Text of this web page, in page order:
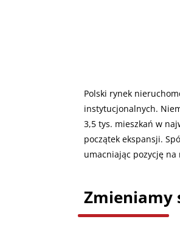
Polski rynek
instytucjonalnych.
3,5 tys. mieszkań w
początek ekspansji.
umacniając pozycję
Zmieniamy